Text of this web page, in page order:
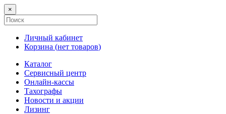
×
Личный кабинет
Корзина (нет товаров)
Каталог
Сервисный центр
Онлайн-кассы
Тахографы
Новости и акции
Лизинг